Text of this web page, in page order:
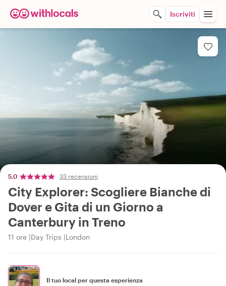
Iscriviti
5,0 33 recensioni
City Explorer: Scogliere Bianche di
Dover e Gita di un Giorno a
Canterbury in Treno
11 ore Day Trips London
Il tuo local per questa esperienza